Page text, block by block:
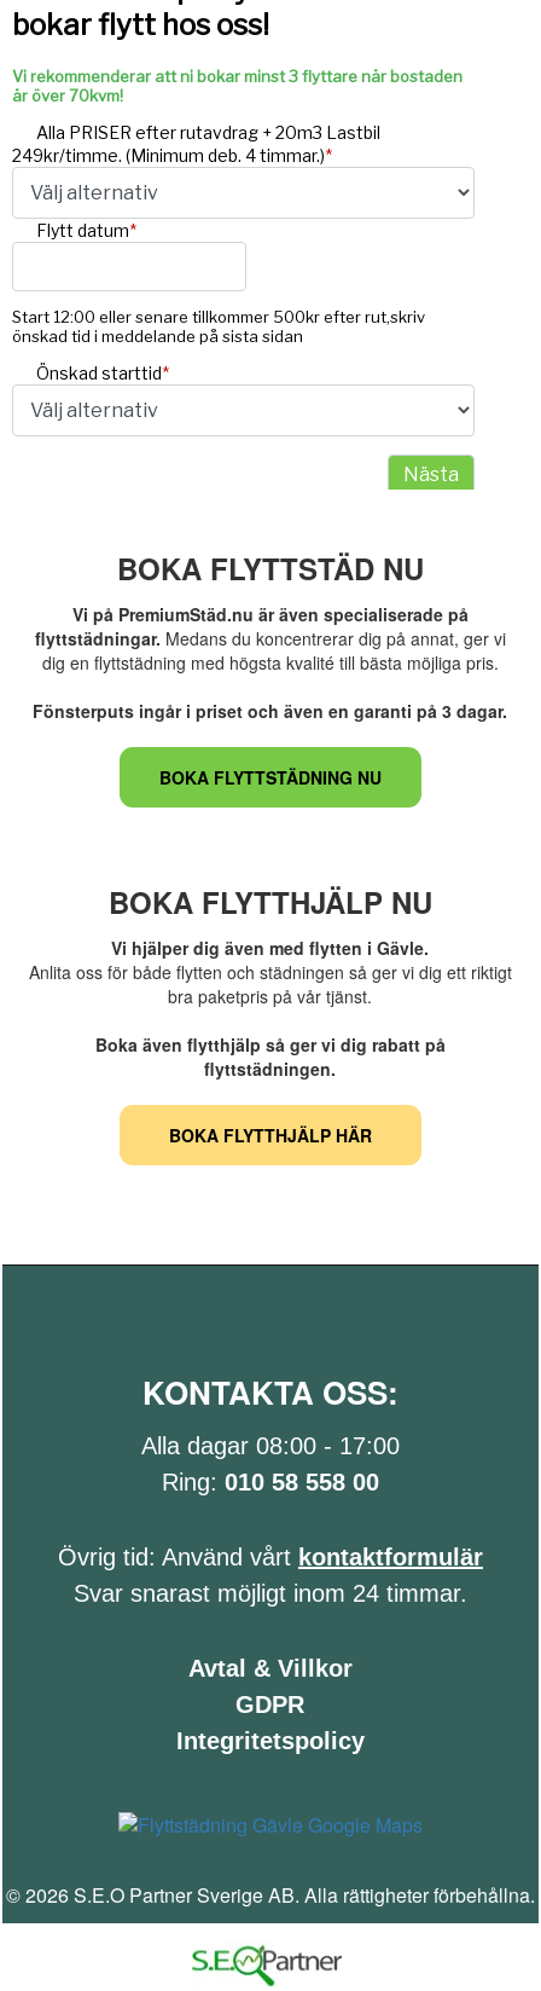
BOKA FLYTTSTÄD NU
Vi på PremiumStäd.nu är även specialiserade på
flyttstädningar. Medans du koncentrerar dig på annat, ger vi
dig en flyttstädning med högsta kvalité till bästa möjliga pris.
Fönsterputs ingår i priset och även en garanti på 3 dagar.
BOKA FLYTTSTÄDNING NU
BOKA FLYTTHJÄLP NU
Vi hjälper dig även med flytten i Gävle.
Anlita oss för både flytten och städningen så ger vi dig ett riktigt
bra paketpris på vår tjänst.
Boka även flytthjälp så ger vi dig rabatt på
flyttstädningen.
BOKA FLYTTHJÄLP HÄR
KONTAKTA OSS:
Alla dagar 08:00 - 17:00
Ring: 010 58 558 00
Övrig tid: Använd vårt kontaktformulär
Svar snarast möjligt inom 24 timmar.
Avtal & Villkor
GDPR
Integritetspolicy
© 2026 S.E.O Partner Sverige AB. Alla rättigheter förbehållna.